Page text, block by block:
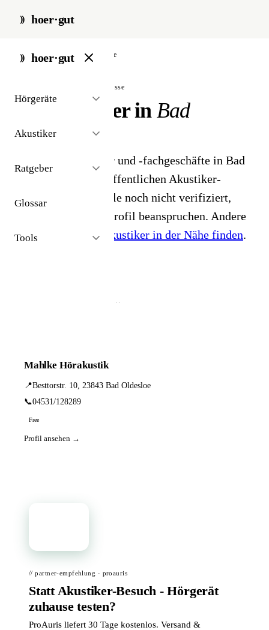
hoer·gut
hoer·gut
Hörgeräte
Akustiker
Ratgeber
Glossar
Tools
start / akustiker / bad-oldesloe
// stadt · bad oldesloe · 1 ergebnisse
Hörakustiker in Bad
Oldesloe
1 Hörgeräteakustiker und -fachgeschäfte in Bad
Oldesloe. Aus dem öffentlichen Akustiker-
Bestand 2026 - Profile noch nicht verifiziert,
Inhaber können ihr Profil beanspruchen. Andere
Stadt gesucht?
Hörakustiker in der Nähe finden.
Mahlke Hörakustik
📍Besttorstr. 10, 23843 Bad Oldesloe
📞04531/128289
Free
Profil ansehen →
// partner-empfehlung · proauris
Statt Akustiker-Besuch - Hörgerät
zuhause testen?
ProAuris liefert 30 Tage kostenlos. Versand &